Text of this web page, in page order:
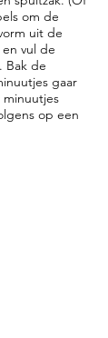
om de
uit de
vul de
Bak de
gaar
op een